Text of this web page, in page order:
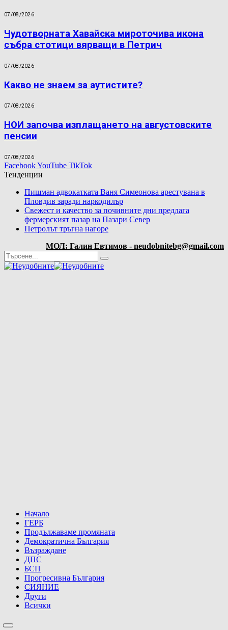
07/08/2026
Чудотворната Хавайска мироточива икона
събра стотици вярващи в Петрич
07/08/2026
Какво не знаем за аутистите?
07/08/2026
НОИ започва изплащането на августовските
пенсии
07/08/2026
FacebookYouTube TikTok
Тенденции
Пишман адвокатката Ваня Симеонова арестувана в
Пловдив заради наркодилър
Свежест и качество за почивните дни предлага
фермерският пазар на Пазари Север
Петролът тръгна нагоре
МОЛ: Галин Евтимов - neudobnitebg@gmail.com
Начало
ГЕРБ
Продължаваме промяната
Демократична България
Възраждане
ДПС
БСП
Прогресивна България
СИЯНИЕ
Други
Всички